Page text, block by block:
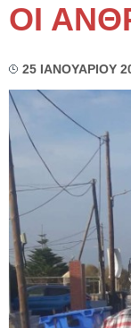
ΟΙ
25 ΙΑΝΟΥΑΡΙΟΥ